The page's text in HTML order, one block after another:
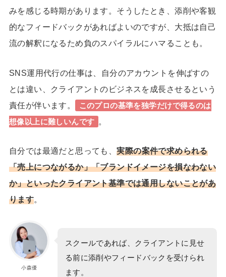
みを感じる時期があります。そうしたとき、添削や客観
的なフィードバックがあればよいのですが、大抵は自己
流の解釈になるため負のスパイラルにハマることも。
SNS運用代行の仕事は、自分のアカウントを伸ばすの
とは違い、クライアントのビジネスを成長させるという
責任が伴います。
このプロの基準を独学だけで得るのは
想像以上に難しいんです
。
自分では最適だと思っても、実際の案件で求められる
「売上につながるか」「ブランドイメージを損なわない
か」といったクライアント基準では通用しないことがあ
ります。
小森優
スクールであれば、クライアントに見せ
る前に添削やフィードバックを受けられ
ます。